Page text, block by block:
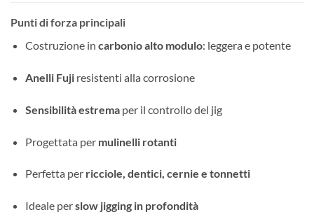
Punti di forza principali
Costruzione in carbonio alto modulo: leggera e potente
Anelli Fujiresistenti alla corrosione
Sensibilità estremaper il controllo del jig
Progettata per mulinelli rotanti
Perfetta per ricciole, dentici, cernie e tonnetti
Ideale perslow jigging in profondità